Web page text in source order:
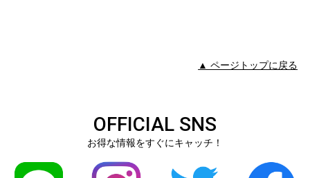
▲ ページトップに戻る
OFFICIAL SNS
お得な情報をすぐにキャッチ！